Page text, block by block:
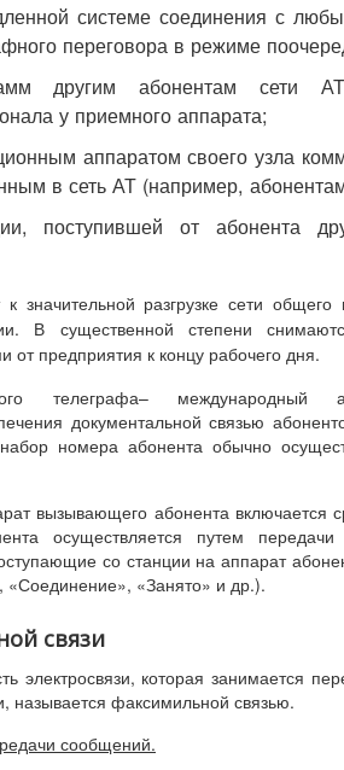
системе соединения с
переговора в режиме
другим абонентам сети
у приемного аппарата;
аппаратом своего узла
в сеть АТ (например,
поступившей от абонента
значительной разгрузке сети
В существенной степени
предприятия к концу рабочего дня.
телеграфа– международный
документальной связью
номера абонента обычно
вызывающего абонента включается
осуществляется путем
со станции на аппарат
«Соединение», «Занято» и др.).
связи
электросвязи, которая занимается
называется факсимильной связью.
сообщений.